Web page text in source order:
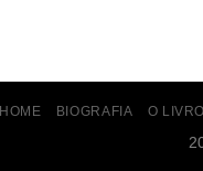
HOME BIOGRAFIA O LIVRO